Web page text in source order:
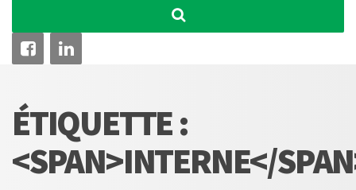
ÉTIQUETTE :
<SPAN>INTERNE</